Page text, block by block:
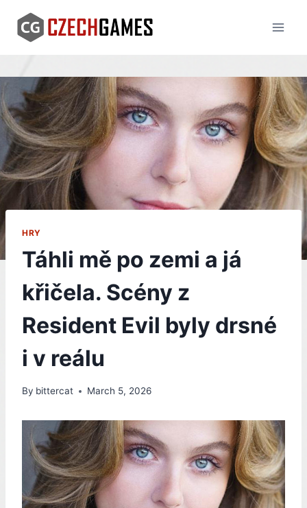
content
HRY
Táhli mě po zemi a já
křičela. Scény z
Resident Evil byly drsné
i v reálu
By bittercat March 5, 2026